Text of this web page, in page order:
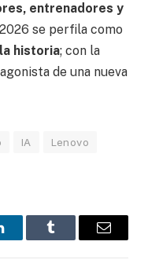
entrenadores y
se perfila como
historia; con la
de una nueva
IA
Lenovo
Tumblr Email